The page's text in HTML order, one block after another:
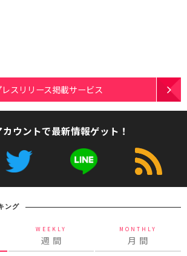
レスリリース掲載サービス
ウントで最新情報ゲット！
ング
WEEKLY
週 間
MONTHLY
月 間